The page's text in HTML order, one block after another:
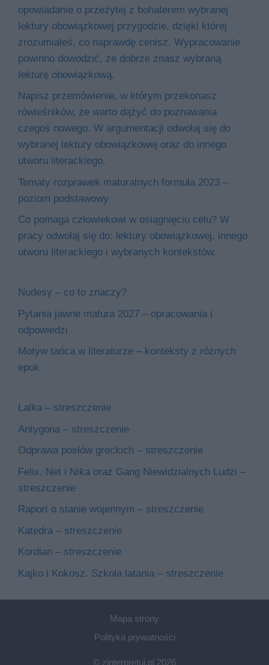
opowiadanie o przeżytej z bohaterem wybranej
lektury obowiązkowej przygodzie, dzięki której
zrozumiałeś, co naprawdę cenisz. Wypracowanie
powinno dowodzić, że dobrze znasz wybraną
lekturę obowiązkową.
Napisz przemówienie, w którym przekonasz
rówieśników, że warto dążyć do poznawania
czegoś nowego. W argumentacji odwołaj się do
wybranej lektury obowiązkowej oraz do innego
utworu literackiego.
Tematy rozprawek maturalnych formuła 2023 –
poziom podstawowy
Co pomaga człowiekowi w osiągnięciu celu? W
pracy odwołaj się do: lektury obowiązkowej, innego
utworu literackiego i wybranych kontekstów.
Nudesy – co to znaczy?
Pytania jawne matura 2027 – opracowania i
odpowiedzi
Motyw tańca w literaturze – konteksty z różnych
epok
Lalka – streszczenie
Antygona – streszczenie
Odprawa posłów greckich – streszczenie
Felix, Net i Nika oraz Gang Niewidzialnych Ludzi –
streszczenie
Raport o stanie wojennym – streszczenie
Katedra – streszczenie
Kordian – streszczenie
Kajko i Kokosz. Szkoła latania – streszczenie
Mapa strony
Polityka prywatności
© zinterpretuj.pl 2026